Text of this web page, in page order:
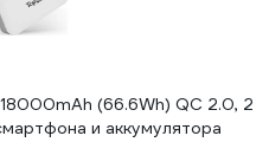
(66.6Wh) QC 2.0, 2
и аккумулятора